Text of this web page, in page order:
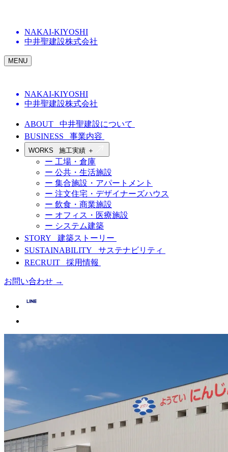
NAKAI-KIYOSHI
中井聖建設株式会社
MENU
NAKAI-KIYOSHI
中井聖建設株式会社
ABOUT 中井聖建設について
BUSINESS 事業内容
WORKS 施工実績 ＋
ー 工場・倉庫
ー 公共・生活施設
ー 集合施設・アパートメント
ー 注文住宅・デザイナーズハウス
ー 飲食・商業施設
ー オフィス・医療施設
ー システム建築
STORY 建築ストーリー
SUSTAINABILITY サステナビリティ
RECRUIT 採用情報
お問い合わせ →